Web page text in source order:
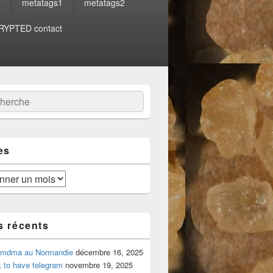
contact
récents
au Normandie décembre 16, 2025
to have telegram novembre 19, 2025